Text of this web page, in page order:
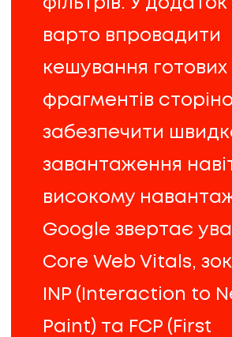
фільтрів. У додаток
варто впровадити
кешування готових
фрагментів
забезпечити
завантаження
високому
Google звертає
Core Web Vitals,
INP (Interaction to
Paint) та FCP (First